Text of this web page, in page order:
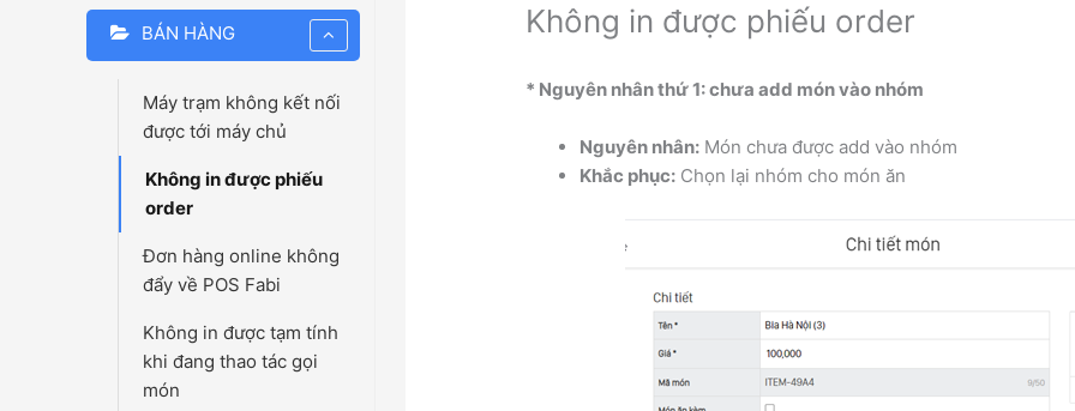
BÁN HÀNG
Máy trạm không kết nối
được tới máy chủ
Không in được phiếu
order
Đơn hàng online không
đẩy về POS Fabi
Không in được tạm tính
khi đang thao tác gọi
món
Không in được phiếu order
* Nguyên nhân thứ 1: chưa add món vào nhóm
Nguyên nhân: Món chưa được add vào nhóm
Khắc phục: Chọn lại nhóm cho món ăn